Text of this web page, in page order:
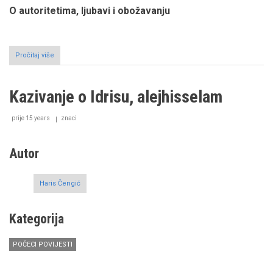
O autoritetima, ljubavi i obožavanju
Pročitaj više
Kazivanje
alejhisselam
Kazivanje o Idrisu, alejhisselam
prije 15 years znaci
Autor
Haris Čengić
Kategorija
POČECI POVIJESTI